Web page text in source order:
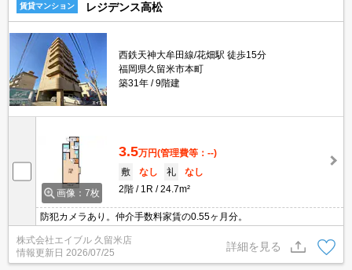
賃貸マンション レジデンス高松
西鉄天神大牟田線/花畑駅 徒歩15分
福岡県久留米市本町
築31年
9階建
画像：7枚
3.5万円(管理費等：--)
敷
なし 礼
なし
2階
1R 24.7m²
防犯カメラあり。仲介手数料家賃の0.55ヶ月分。
株式会社エイブル 久留米店
情報更新日 2026/07/25
詳細を見る